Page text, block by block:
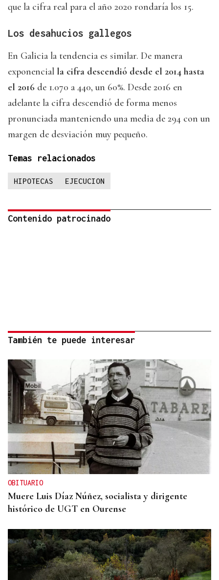
que la cifra real para el año 2020 rondaría los 15.
Los desahucios gallegos
En Galicia la tendencia es similar. De manera
exponencial la cifra descendió desde el 2014 hasta
el 2016 de 1.070 a 440, un 60%. Desde 2016 en
adelante la cifra descendió de forma menos
pronunciada manteniendo una media de 294 con un
margen de desviación muy pequeño.
Temas relacionados
HIPOTECAS EJECUCION
Contenido patrocinado
También te puede interesar
OBITUARIO
Muere Luis Díaz Núñez, socialista y dirigente
histórico de UGT en Ourense